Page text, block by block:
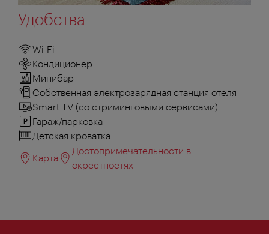
Удобства
Wi-Fi
Кондиционер
Минибар
Собственная электрозарядная станция отеля
Smart TV (со стриминговыми сервисами)
Гараж/парковка
Детская кроватка
Карта
Достопримечательности в
окрестностях